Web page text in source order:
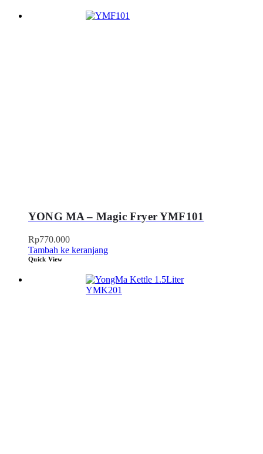
YONG MA – Magic Fryer YMF101
Rp770.000
Tambah ke keranjang
Quick View